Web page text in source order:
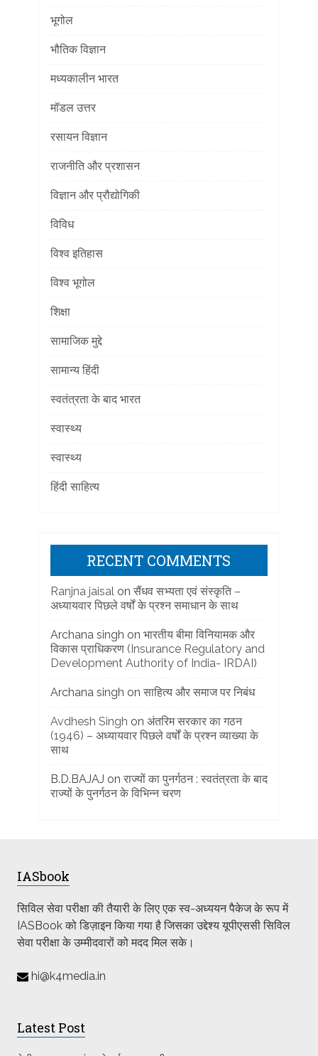
भूगोल
भौतिक विज्ञान
मध्यकालीन भारत
मॉडल उत्तर
रसायन विज्ञान
राजनीति और प्रशासन
विज्ञान और प्रौद्योगिकी
विविध
विश्व इतिहास
विश्व भूगोल
शिक्षा
सामाजिक मुद्दे
सामान्य हिंदी
स्वतंत्रता के बाद भारत
स्वास्थ्य
स्वास्थ्य
हिंदी साहित्य
RECENT COMMENTS
Ranjna jaisal on सैंधव सभ्यता एवं संस्कृति –
अध्यायवार पिछले वर्षों के प्रश्न समाधान के साथ
Archana singh on भारतीय बीमा विनियामक और
विकास प्राधिकरण (Insurance Regulatory and
Development Authority of India- IRDAI)
Archana singh on साहित्य और समाज पर निबंध
Avdhesh Singh on अंतरिम सरकार का गठन
(1946) – अध्यायवार पिछले वर्षों के प्रश्न व्याख्या के
साथ
B.D.BAJAJ on राज्यों का पुनर्गठन : स्वतंत्रता के बाद
राज्यों के पुनर्गठन के विभिन्न चरण
IASbook
सिविल सेवा परीक्षा की तैयारी के लिए एक स्व-अध्ययन पैकेज के रूप में
IASBook को डिज़ाइन किया गया है जिसका उद्देश्य यूपीएससी सिविल
सेवा परीक्षा के उम्मीदवारों को मदद मिल सके।
hi@k4media.in
Latest Post